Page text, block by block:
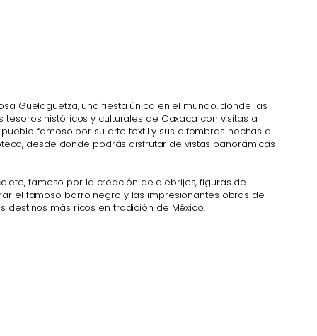
Guelaguetza, una fiesta única en el mundo, donde las
históricos y culturales de Oaxaca con visitas a
famoso por su arte textil y sus alfombras hechas a
desde donde podrás disfrutar de vistas panorámicas
famoso por la creación de alebrijes, figuras de
el famoso barro negro y las impresionantes obras de
destinos más ricos en tradición de México.